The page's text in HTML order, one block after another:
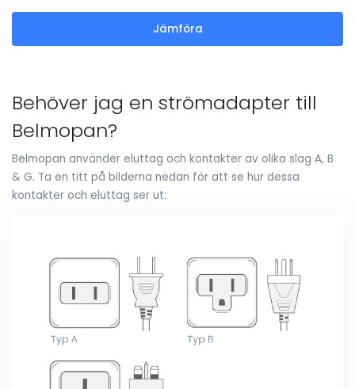
Jämföra
Behöver jag en strömadapter till
Belmopan?
Belmopan använder eluttag och kontakter av olika slag A, B
& G. Ta en titt på bilderna nedan för att se hur dessa
kontakter och eluttag ser ut: